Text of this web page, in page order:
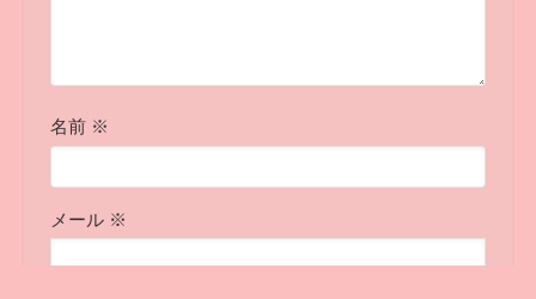
名前 ※
メール ※